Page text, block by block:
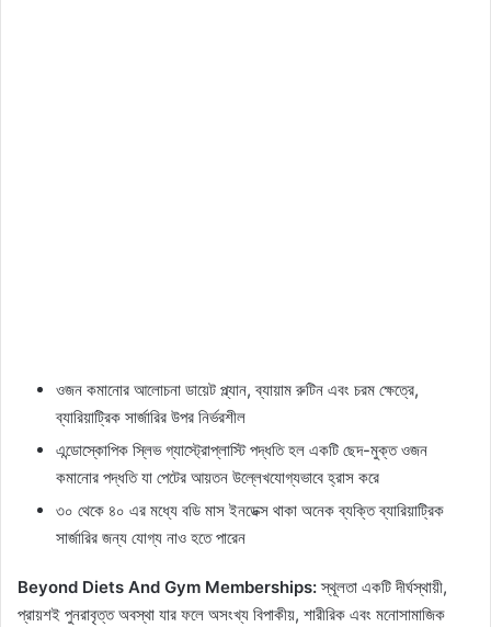
ওজন কমানোর আলোচনা ডায়েট প্ল্যান, ব্যায়াম রুটিন এবং চরম ক্ষেত্রে,
ব্যারিয়াট্রিক সার্জারির উপর নির্ভরশীল
এন্ডোস্কোপিক স্লিভ গ্যাস্ট্রোপ্লাস্টি পদ্ধতি হল একটি ছেদ-মুক্ত ওজন
কমানোর পদ্ধতি যা পেটের আয়তন উল্লেখযোগ্যভাবে হ্রাস করে
৩০ থেকে ৪০ এর মধ্যে বডি মাস ইনডেক্স থাকা অনেক ব্যক্তি ব্যারিয়াট্রিক
সার্জারির জন্য যোগ্য নাও হতে পারেন
Beyond Diets And Gym Memberships:স্থূলতা একটি দীর্ঘস্থায়ী,
প্রায়শই পুনরাবৃত্ত অবস্থা যার ফলে অসংখ্য বিপাকীয়, শারীরিক এবং মনোসামাজিক